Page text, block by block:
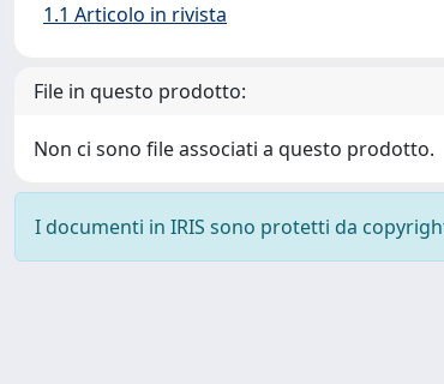
1.1 Articolo in rivista
File in questo prodotto:
Non ci sono file associati a questo prodotto.
I documenti in IRIS sono protetti da